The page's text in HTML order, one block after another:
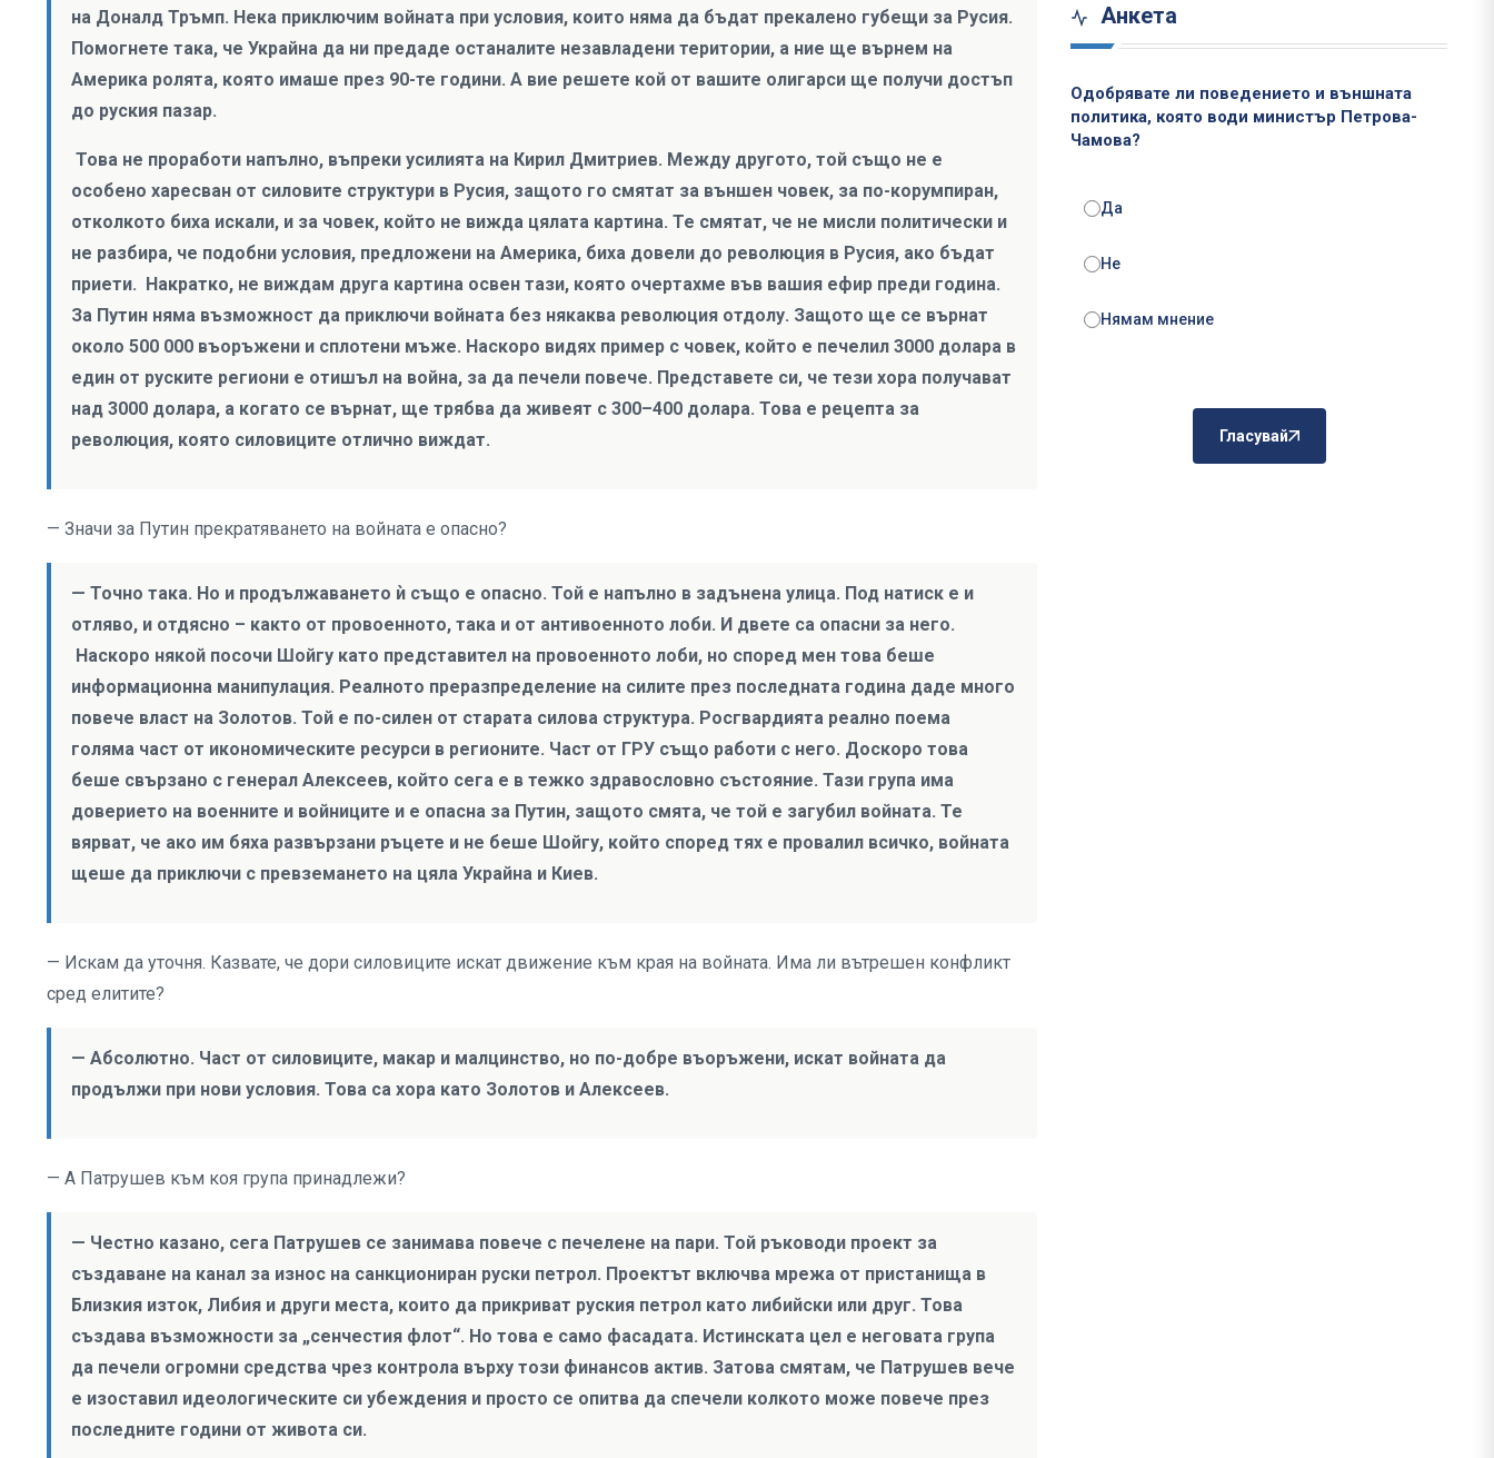
на Доналд Тръмп. Нека приключим войната при условия, които няма да бъдат прекалено губещи за Русия.
Помогнете така, че Украйна да ни предаде останалите незавладени територии, а ние ще върнем на
Америка ролята, която имаше през 90-те години. А вие решете кой от вашите олигарси ще получи достъп
до руския пазар.
Това не проработи напълно, въпреки усилията на Кирил Дмитриев. Между другото, той също не е
особено харесван от силовите структури в Русия, защото го смятат за външен човек, за по-корумпиран,
отколкото биха искали, и за човек, който не вижда цялата картина. Те смятат, че не мисли политически и
не разбира, че подобни условия, предложени на Америка, биха довели до революция в Русия, ако бъдат
приети. Накратко, не виждам друга картина освен тази, която очертахме във вашия ефир преди година.
За Путин няма възможност да приключи войната без някаква революция отдолу. Защото ще се върнат
около 500 000 въоръжени и сплотени мъже. Наскоро видях пример с човек, който е печелил 3000 долара в
един от руските региони е отишъл на война, за да печели повече. Представете си, че тези хора получават
над 3000 долара, а когато се върнат, ще трябва да живеят с 300–400 долара. Това е рецепта за
революция, която силовиците отлично виждат.
— Значи за Путин прекратяването на войната е опасно?
— Точно така. Но и продължаването ѝ също е опасно. Той е напълно в задънена улица. Под натиск е и
отляво, и отдясно – както от провоенното, така и от антивоенното лоби. И двете са опасни за него.
Наскоро някой посочи Шойгу като представител на провоенното лоби, но според мен това беше
информационна манипулация. Реалното преразпределение на силите през последната година даде много
повече власт на Золотов. Той е по-силен от старата силова структура. Росгвардията реално поема
голяма част от икономическите ресурси в регионите. Част от ГРУ също работи с него. Доскоро това
беше свързано с генерал Алексеев, който сега е в тежко здравословно състояние. Тази група има
доверието на военните и войниците и е опасна за Путин, защото смята, че той е загубил войната. Те
вярват, че ако им бяха развързани ръцете и не беше Шойгу, който според тях е провалил всичко, войната
щеше да приключи с превземането на цяла Украйна и Киев.
— Искам да уточня. Казвате, че дори силовиците искат движение към края на войната. Има ли вътрешен конфликт
сред елитите?
— Абсолютно. Част от силовиците, макар и малцинство, но по-добре въоръжени, искат войната да
продължи при нови условия. Това са хора като Золотов и Алексеев.
— А Патрушев към коя група принадлежи?
— Честно казано, сега Патрушев се занимава повече с печелене на пари. Той ръководи проект за
създаване на канал за износ на санкциониран руски петрол. Проектът включва мрежа от пристанища в
Близкия изток, Либия и други места, които да прикриват руския петрол като либийски или друг. Това
създава възможности за „сенчестия флот“. Но това е само фасадата. Истинската цел е неговата група
да печели огромни средства чрез контрола върху този финансов актив. Затова смятам, че Патрушев вече
е изоставил идеологическите си убеждения и просто се опитва да спечели колкото може повече през
последните години от живота си.
Анкета
Одобрявате ли поведението и външната
политика, която води министър Петрова-
Чамова?
Да
Не
Нямам мнение
Гласувай